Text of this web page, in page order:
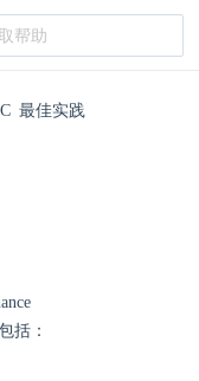
最佳实践
括：